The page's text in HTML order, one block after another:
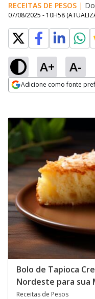
RECEITAS DE PESOS |
07/08/2025 - 10H58
A+ A-
Adicione como fonte
Bolo de Tapioca
Nordeste para sua
Receitas de Pesos